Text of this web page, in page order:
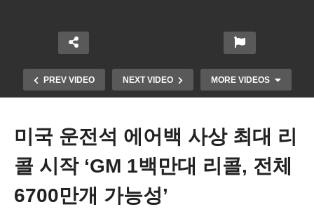
PREV VIDEO NEXT VIDEO MORE VIDEOS
미국 운전석 에어백 사상 최대 리
콜 시작 ‘GM 1백만대 리콜, 전체
6700만개 가능성’